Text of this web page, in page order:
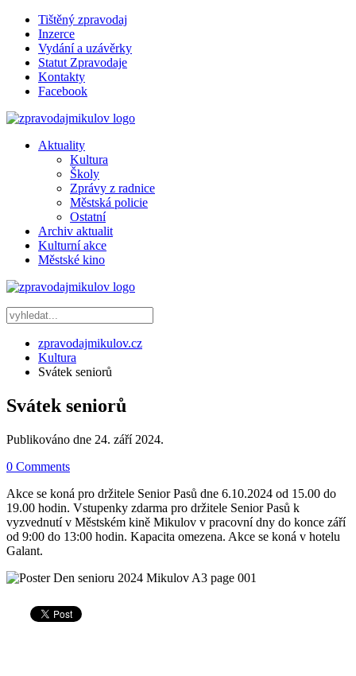
Tištěný zpravodaj
Inzerce
Vydání a uzávěrky
Statut Zpravodaje
Kontakty
Facebook
Aktuality
Kultura
Školy
Zprávy z radnice
Městská policie
Ostatní
Archiv aktualit
Kulturní akce
Městské kino
zpravodajmikulov.cz
Kultura
Svátek seniorů
Svátek seniorů
Publikováno dne 24. září 2024.
0 Comments
Akce se koná pro držitele Senior Pasů dne 6.10.2024 od 15.00 do
19.00 hodin. Vstupenky zdarma pro držitele Senior Pasů k
vyzvednutí v Městském kině Mikulov v pracovní dny do konce září
od 9:00 do 13:00 hodin. Kapacita omezena. Akce se koná v hotelu
Galant.